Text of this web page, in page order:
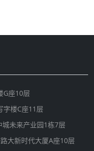
G座10层
字楼C座11层
未来产业园1栋7层
大新时代大厦A座10层